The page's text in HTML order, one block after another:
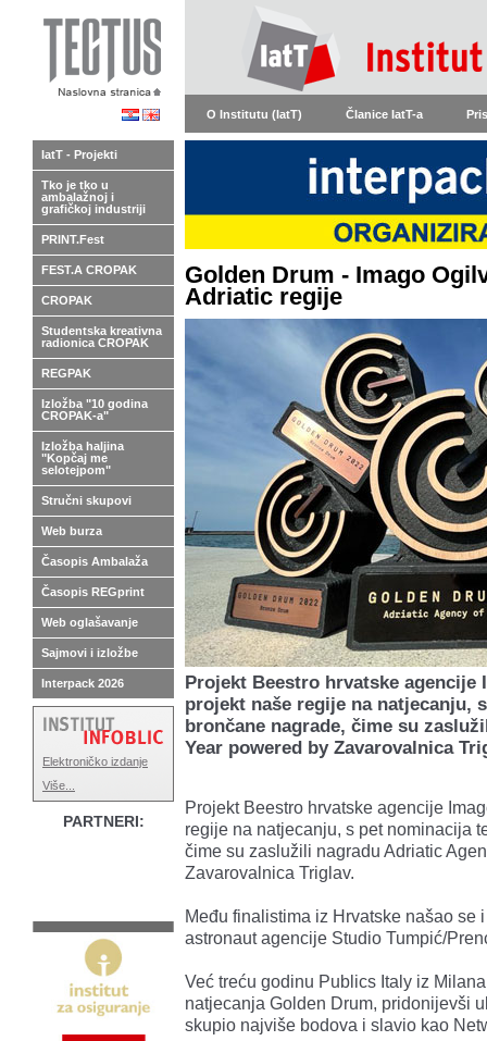
O Institutu (IatT) Članice IatT-a
Golden Drum - Imago
Adriatic regije
Projekt Beestro hrvatske
projekt naše regije na natjecanju,
brončane nagrade, čime su
Year powered by Zavarovalnica
Projekt Beestro hrvatske agencije
regije na natjecanju, s pet nominacija
čime su zaslužili nagradu Adriatic
Zavarovalnica Triglav.
Među finalistima iz Hrvatske našao se
astronaut agencije Studio Tumpić/
Već treću godinu Publics Italy iz
natjecanja Golden Drum, pridonijevši
skupio najviše bodova i slavio kao
IatT - Projekti
Tko je tko u
ambalažnoj i
grafičkoj industriji
PRINT.Fest
FEST.A CROPAK
CROPAK
Studentska kreativna
radionica CROPAK
REGPAK
Izložba "10 godina
CROPAK-a"
Izložba haljina
"Kopčaj me
selotejpom"
Stručni skupovi
Web burza
Časopis Ambalaža
Časopis REGprint
Web oglašavanje
Sajmovi i izložbe
Interpack 2026
Elektroničko izdanje
Više...
PARTNERI: